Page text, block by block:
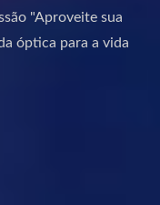
"Aproveite sua
óptica para a vida